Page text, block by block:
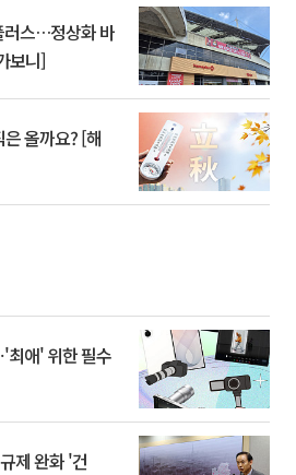
러스…정상화 바
보니]
올까요? [해
애' 위한 필수
제 완화 '건